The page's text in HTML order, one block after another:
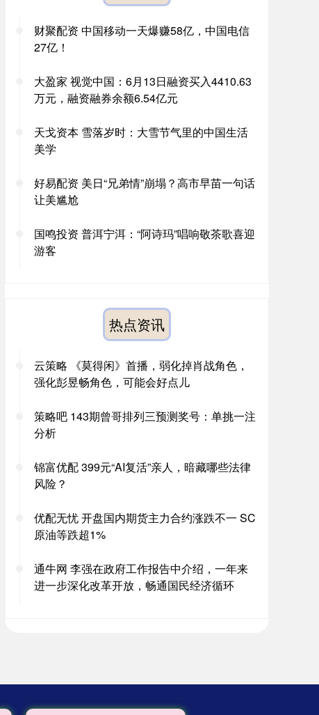
财聚配资 中国移动一天爆赚58亿，中国电信
27亿！
大盈家 视觉中国：6月13日融资买入4410.63
万元，融资融券余额6.54亿元
天戈资本 雪落岁时：大雪节气里的中国生活
美学
好易配资 美日“兄弟情”崩塌？高市早苗一句话
让美尴尬
国鸣投资 普洱宁洱：“阿诗玛”唱响敬茶歌喜迎
游客
热点资讯
云策略 《莫得闲》首播，弱化掉肖战角色，
强化彭昱畅角色，可能会好点儿
策略吧 143期曾哥排列三预测奖号：单挑一注
分析
锦富优配 399元“AI复活”亲人，暗藏哪些法律
风险？
优配无忧 开盘国内期货主力合约涨跌不一 SC
原油等跌超1%
通牛网 李强在政府工作报告中介绍，一年来
进一步深化改革开放，畅通国民经济循环